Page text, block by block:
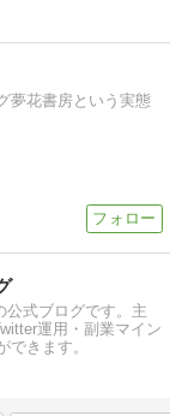
夢花書房という実態
公式ブログです。主
運用・副業マイン
できます。